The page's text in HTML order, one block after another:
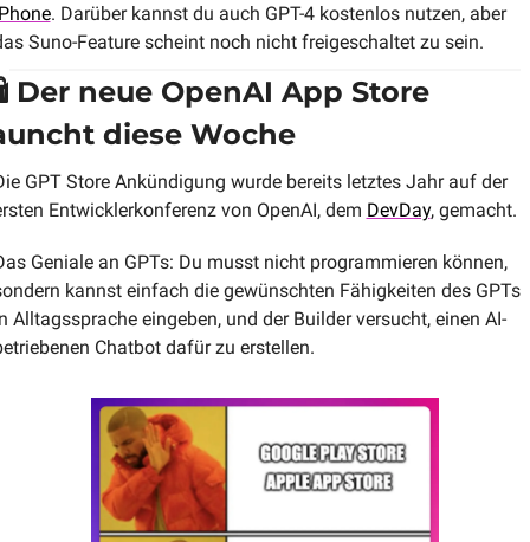
. Darüber kannst du auch GPT-4 kostenlos nutzen, aber
Suno-Feature scheint noch nicht freigeschaltet zu sein.
Der neue OpenAI App Store
diese Woche
GPT Store Ankündigung wurde bereits letztes Jahr auf der
Entwicklerkonferenz von OpenAI, dem DevDay, gemacht.
Geniale an GPTs: Du musst nicht programmieren können,
kannst einfach die gewünschten Fähigkeiten des GPTs
Alltagssprache eingeben, und der Builder versucht, einen AI-
Chatbot dafür zu erstell​​en.